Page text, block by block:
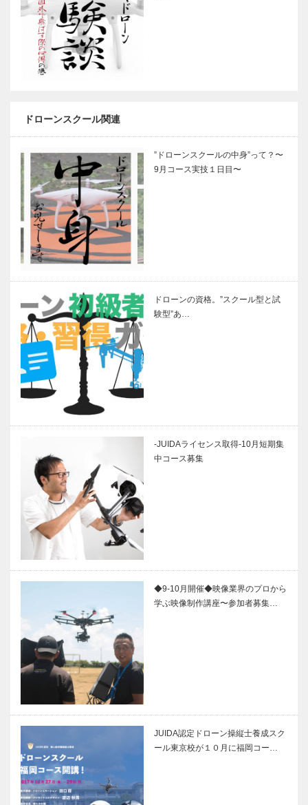
ドローンスクール関連
”ドローンスクールの中身”って？〜
9月コース実技１日目〜
ドローンの資格。”スクール型と試
験型”あ…
-JUIDAライセンス取得-10月短期集
中コース募集
◆9-10月開催◆映像業界のプロから
学ぶ映像制作講座〜参加者募集…
JUIDA認定ドローン操縦士養成スク
ール東京校が１０月に福岡コー…